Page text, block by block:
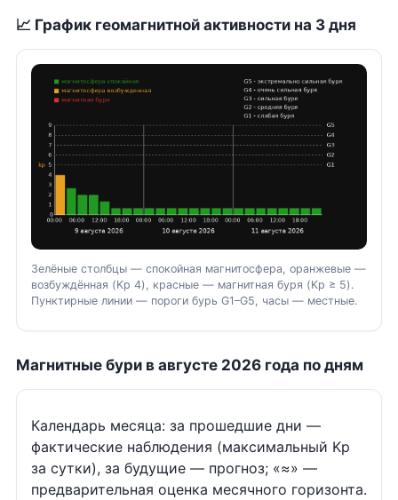
📈 График геомагнитной активности на 3 дня
Зелёные столбцы — спокойная магнитосфера, оранжевые —
возбуждённая (Kp 4), красные — магнитная буря (Kp ≥ 5).
Пунктирные линии — пороги бурь G1–G5, часы — местные.
Магнитные бури в августе 2026 года по дням
Календарь месяца: за прошедшие дни —
фактические наблюдения (максимальный Kp
за сутки), за будущие — прогноз; «≈» —
предварительная оценка месячного горизонта.